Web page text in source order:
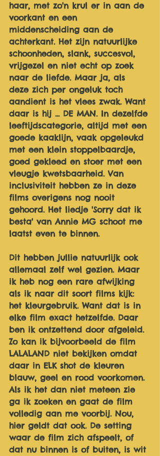
haar, met zo'n krul er in aan de
voorkant en een
middenscheiding aan de
achterkant. Het zijn natuurlijke
schoonheden, slank, succesvol,
vrijgezel en niet echt op zoek
naar de liefde. Maar ja, als
deze zich per ongeluk toch
aandient is het vlees zwak. Want
daar is hij ... DE MAN. In dezelfde
leeftijdscategorie, altijd met een
goede kaaklijn, vaak opgeleukd
met een klein stoppelbaardje,
goed gekleed en stoer met een
vleugje kwetsbaarheid. Van
inclusiviteit hebben ze in deze
films overigens nog nooit
gehoord. Het liedje 'Sorry dat ik
besta' van Annie MG schoot me
laatst even te binnen.
Dit hebben jullie natuurlijk ook
allemaal zelf wel gezien. Maar
ik heb nog een rare afwijking
als ik naar dit soort films kijk:
het kleurgebruik. Want dat is in
elke film exact hetzelfde. Daar
ben ik ontzettend door afgeleid.
Zo kan ik bijvoorbeeld de film
LALALAND niet bekijken omdat
daar in ELK shot de kleuren
blauw, geel en rood voorkomen.
Als ik het dan niet meteen zie
ga ik zoeken en gaat de film
volledig aan me voorbij. Nou,
hier geldt dat ook. De setting
waar de film zich afspeelt, of
dat nu binnen is of buiten, is wit